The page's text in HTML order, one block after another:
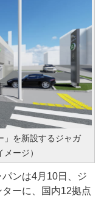
」を新設するジャガ
ージ）
ンは4月10日、ジ
ーに、国内12拠点